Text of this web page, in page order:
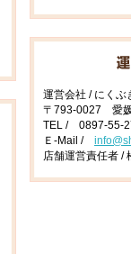
運営会社 / にくぶ
〒793-0027 愛
TEL / 0897-55-
Ｅ-Mail /
店舗運営責任者 /